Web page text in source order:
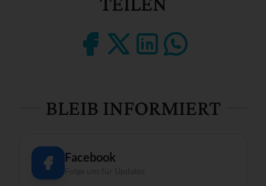
BLEIB INFORMIERT
Facebook